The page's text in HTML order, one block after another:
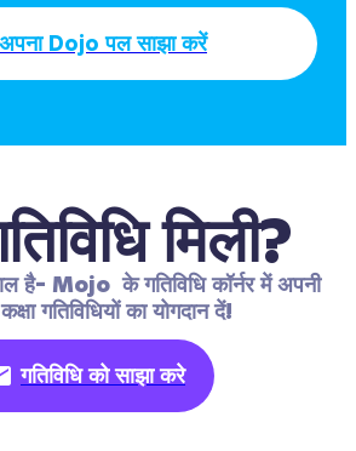
अपना Dojo पल साझा करें
मिली?
है- Mojo  के गतिविधि कॉर्नर में अपनी
गतिविधियों का योगदान दें!
गतिविधि को साझा करे